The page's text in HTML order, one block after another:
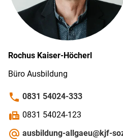
Rochus Kaiser-Höcherl
Büro Ausbildung
phone 0831 54024-333
fax 0831 54024-123
alternate_email ausbildung-allgaeu@kjf-